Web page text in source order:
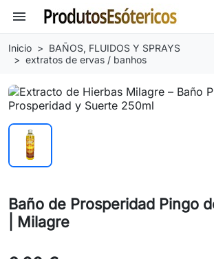
menu
Inicio
BAÑOS, FLUIDOS Y SPRAYS
extratos de ervas / banhos
Baño de Prosperidad Pingo
| Milagre